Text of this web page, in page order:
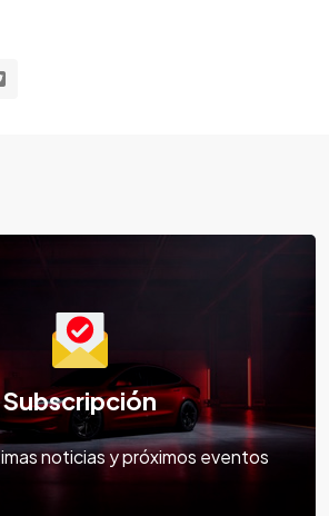
Subscripción
noticias y próximos eventos